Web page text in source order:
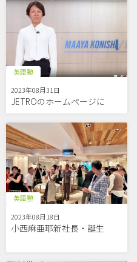
英語塾
2023年08月31日
JETROのホームページに
英語塾
2023年08月18日
小西麻亜耶新社長・誕生